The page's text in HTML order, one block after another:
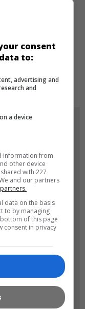
120x120
consent
to:
advertising and
and
a device
information from
other device
with 227
and our partners
data on the basis
to by managing
of this page
consent in privacy